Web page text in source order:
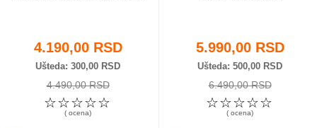
4.190,00 RSD
Ušteda 300,00 RSD
4.490,00 RSD
☆
☆
☆
☆
☆
( ocena)
5.990,00 RSD
Ušteda 500,00 RSD
6.490,00 RSD
☆
☆
☆
☆
☆
( ocena)